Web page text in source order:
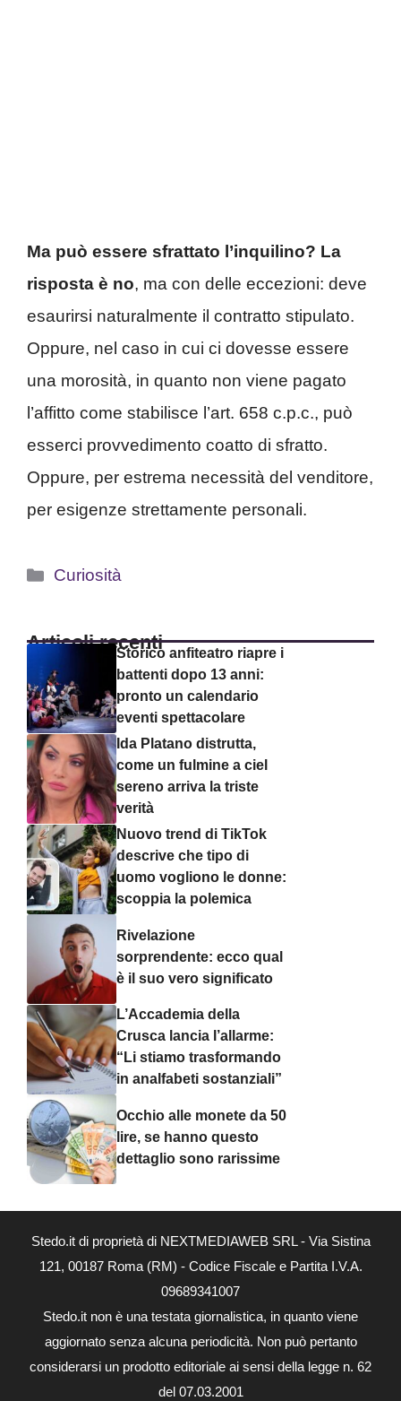
Ma può essere sfrattato l’inquilino? La
risposta è no, ma con delle eccezioni: deve
esaurirsi naturalmente il contratto stipulato.
Oppure, nel caso in cui ci dovesse essere
una morosità, in quanto non viene pagato
l’affitto come stabilisce l’art. 658 c.p.c., può
esserci provvedimento coatto di sfratto.
Oppure, per estrema necessità del venditore,
per esigenze strettamente personali.
Categorie
Curiosità
Articoli recentiStorico anfiteatro riapre i
battenti dopo 13 anni:
pronto un calendario
eventi spettacolare
Ida Platano distrutta,
come un fulmine a ciel
sereno arriva la triste
verità
Nuovo trend di TikTok
descrive che tipo di
uomo vogliono le donne:
scoppia la polemica
Rivelazione
sorprendente: ecco qual
è il suo vero significato
L’Accademia della
Crusca lancia l’allarme:
“Li stiamo trasformando
in analfabeti sostanziali”
Occhio alle monete da 50
lire, se hanno questo
dettaglio sono rarissime
Stedo.it di proprietà di NEXTMEDIAWEB SRL - Via Sistina
121, 00187 Roma (RM) - Codice Fiscale e Partita I.V.A.
09689341007
Stedo.it non è una testata giornalistica, in quanto viene
aggiornato senza alcuna periodicità. Non può pertanto
considerarsi un prodotto editoriale ai sensi della legge n. 62
del 07.03.2001